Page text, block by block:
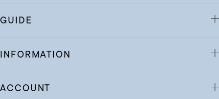
GUIDE
INFORMATION
ACCOUNT